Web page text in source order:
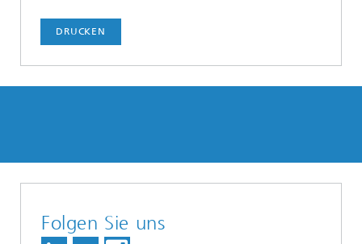
DRUCKEN
Folgen Sie uns